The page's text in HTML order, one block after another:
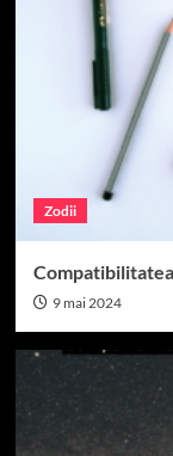
Zodii
Compatibilitatea
9 mai 2024